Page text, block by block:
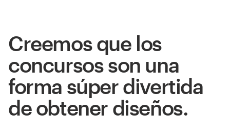
Creemos que los
concursos son una
forma súper divertida
de obtener diseños.